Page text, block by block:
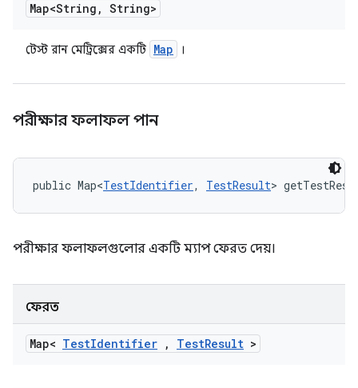
Map<String , String>
টেস্ট রান মেট্রিক্সের একটি Map ।
পরীক্ষার ফলাফল পান
public Map<TestIdentifier, TestResult>
পরীক্ষার ফলাফলগুলোর একটি ম্যাপ ফেরত দেয়।
ফেরত
Map< TestIdentifier , TestResult >